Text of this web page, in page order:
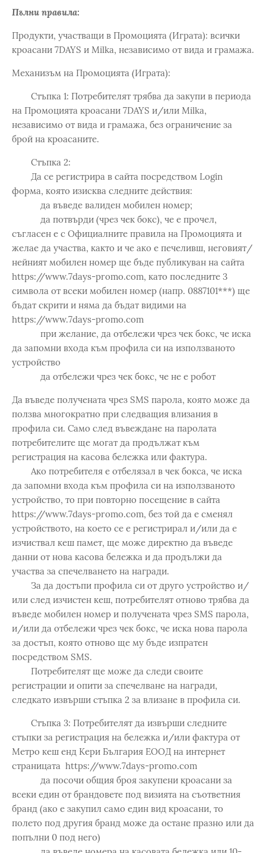
Пълни правила:
Продукти, участващи в Промоцията (Играта): всички
кроасани 7DAYS и Milka, независимо от вида и грамажа.
Механизъм на Промоцията (Играта):
Стъпка 1: Потребителят трябва да закупи в периода
на Промоцията кроасани 7DAYS и/или Milka,
независимо от вида и грамажа, без ограничение за
брой на кроасаните.
Стъпка 2:
Да се регистрира в сайта посредством Login
форма, която изисква следните действия:
да въведе валиден мобилен номер;
да потвърди (чрез чек бокс), че е прочел,
съгласен е с Официалните правила на Промоцията и
желае да участва, както и че ако е печеливш, неговият/
нейният мобилен номер ще бъде публикуван на сайта
https://www.7days-promo.com, като последните 3
символа от всеки мобилен номер (напр. 0887101***) ще
бъдат скрити и няма да бъдат видими на
https://www.7days-promo.com
при желание, да отбележи чрез чек бокс, че иска
да запомни входа към профила си на използваното
устройство
да отбележи чрез чек бокс, че не е робот
Да въведе получената чрез SMS парола, която може да
ползва многократно при следващия влизания в
профила си. Само след въвеждане на паролата
потребителите ще могат да продължат към
регистрация на касова бележка или фактура.
Ако потребителя е отбелязал в чек бокса, че иска
да запомни входа към профила си на използваното
устройство, то при повторно посещение в сайта
https://www.7days-promo.com, без той да е сменял
устройството, на което се е регистрирал и/или да е
изчиствал кеш памет, ще може директно да въведе
данни от нова касова бележка и да продължи да
участва за спечелването на награди.
За да достъпи профила си от друго устройство и/
или след изчистен кеш, потребителят отново трябва да
въведе мобилен номер и получената чрез SMS парола,
и/или да отбележи чрез чек бокс, че иска нова парола
за достъп, която отново ще му бъде изпратен
посредством SMS.
Потребителят ще може да следи своите
регистрации и опити за спечелване на награди,
следкато извърши стъпкa 2 за влизане в профила си.
Стъпка 3: Потребителят да извърши следните
стъпки за регистрация на бележка и/или фактура от
Метро кеш енд Кери България ЕООД на интернет
страницата https://www.7days-promo.com
да посочи общия броя закупени кроасани за
всеки един от брандовете под визията на съответния
бранд (ако е закупил само един вид кроасани, то
полето под другия бранд може да остане празно или да
попълни 0 под него)